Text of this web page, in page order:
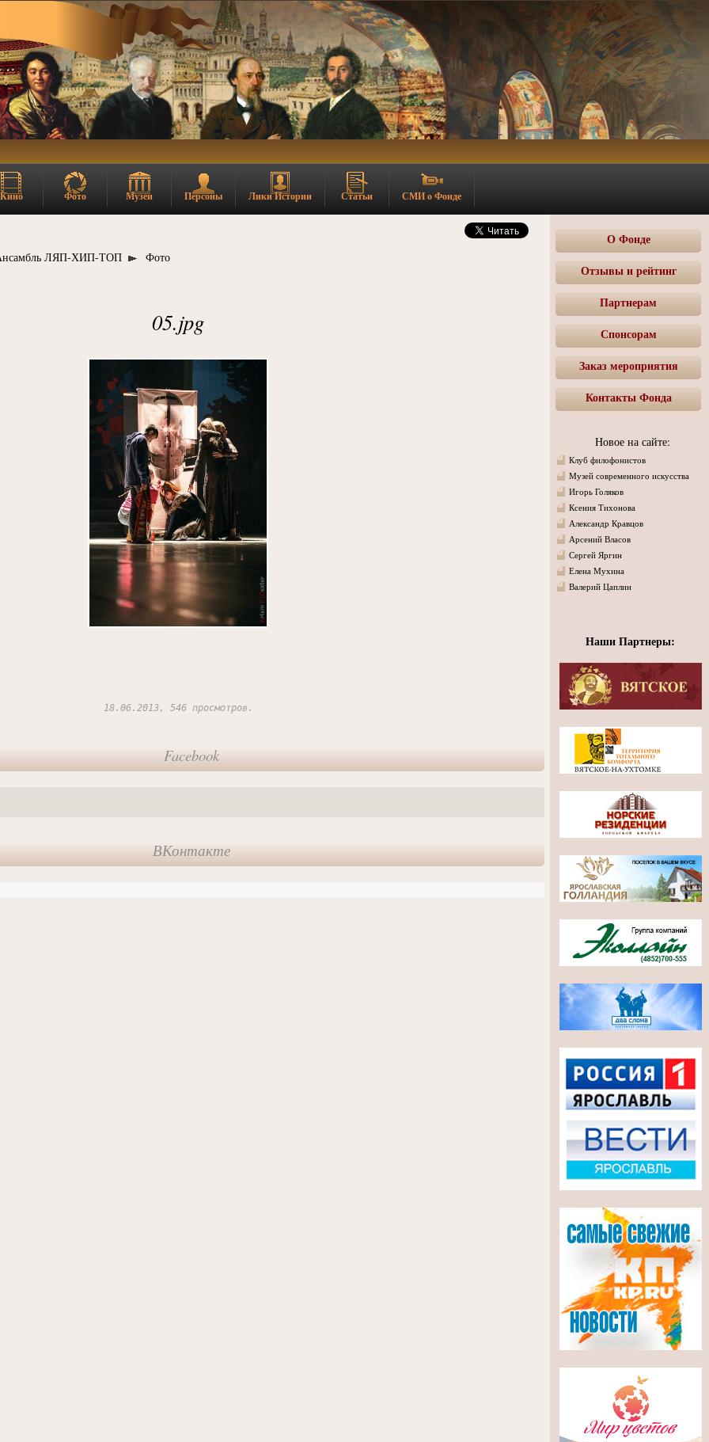
Кино Фото Музеи Персоны Лики Истории Статьи СМИ о Фонде
ЛЯП-ХИП-ТОП Фото
05.jpg
18.06.2013, 546 просмотров.
Facebook
ВКонтакте
О Фонде
Отзывы и рейтинг
Партнерам
Спонсорам
Заказ мероприятия
Контакты Фонда
Новое на сайте:
Клуб филофонистов
Музей современного искусства
Игорь Голяков
Ксения Тихонова
Александр Кравцов
Арсений Власов
Сергей Яргин
Елена Мухина
Валерий Цаплин
Наши Партнеры: